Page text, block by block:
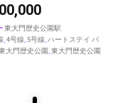
東大門歴史公園駅
,4号線, 5号線,ハートステイ パ
大門歴史公園,東大門歴史公園